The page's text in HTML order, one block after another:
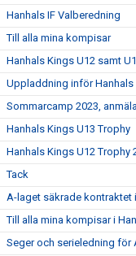
Hanhals IF Valberedning
Till alla mina kompisar
Hanhals Kings U12 samt
Uppladdning inför Hanhals
Sommarcamp 2023,
Hanhals Kings U13 Trophy
Hanhals Kings U12 Trophy
Tack
A-laget säkrade kontraktet
Till alla mina kompisar i
Seger och serieledning för